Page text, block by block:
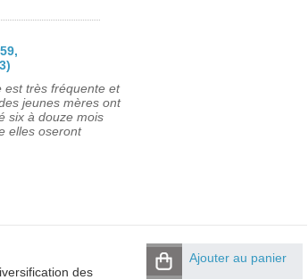
est très fréquente et
jeunes mères ont
six à douze mois
elles oseront
des
Ajouter au panier